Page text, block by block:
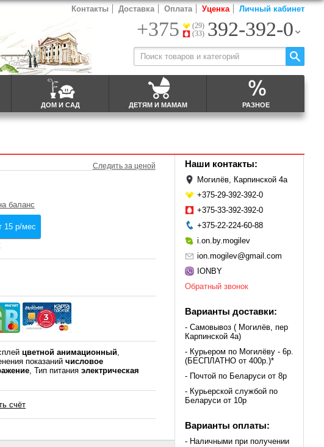
ДОМ И САД ДЕТЯМ И МАМАМ РАЗНОЕ
Контакты Доставка Оплата Уценка Личный кабинет
+375
(29)
(33) 392-392-0
Следить за ценой
баланс
15 р/мес
цветной анимационный,
показанийчисловое
, Тип питанияэлектрическая
счёт
Наши контакты:
Могилёв, Карпинской 4а
+375-29-392-392-0
+375-33-392-392-0
+375-22-224-60-88
i.on.by.mogilev
ion.mogilev@gmail.com
IONBY
Обратный звонок
Варианты доставки:
- Самовывоз ( Могилёв, пер
Карпинской 4а)
- Курьером по Могилёву - 6р.
(БЕСПЛАТНО от 400р.)*
- Почтой по Беларуси от 8р
- Курьерской службой по
Беларуси от 10р
Варианты оплаты:
- Наличными при получении